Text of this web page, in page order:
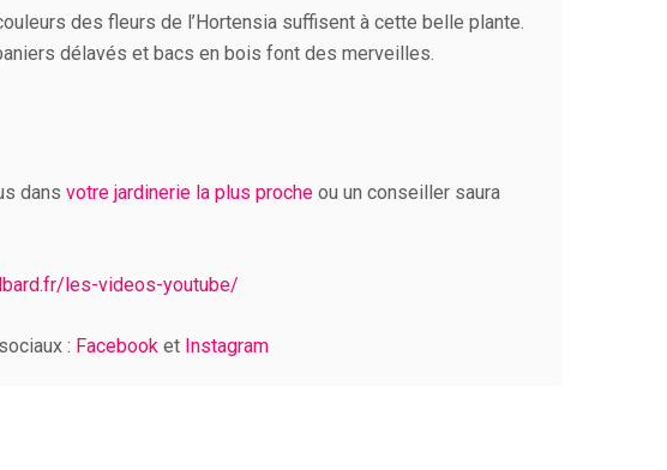
des fleurs de l’Hortensia suffisent à cette belle plante.
délavés et bacs en bois font des merveilles.
dans votre jardinerie la plus proche ou un conseiller saura
les-videos-youtube/
: Facebook et Instagram